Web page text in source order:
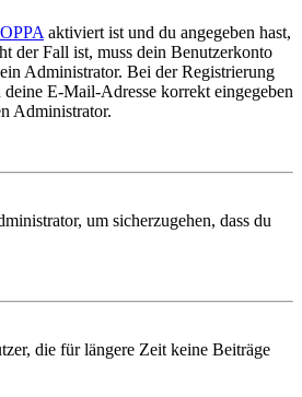
aktiviert ist und du angegeben hast,
der Fall ist, muss dein Benutzerkonto
Administrator. Bei der Registrierung
E-Mail-Adresse korrekt eingegeben
Administrator.
um sicherzugehen, dass du
die für längere Zeit keine Beiträge